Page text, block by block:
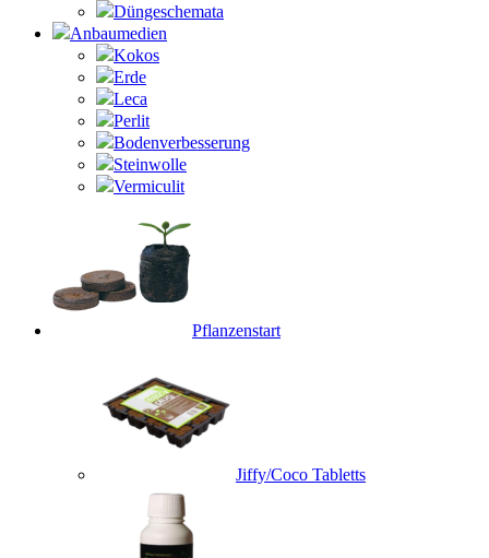
Düngeschemata
Anbaumedien
Kokos
Erde
Leca
Perlit
Bodenverbesserung
Steinwolle
Vermiculit
Pflanzenstart
Jiffy/Coco Tabletts